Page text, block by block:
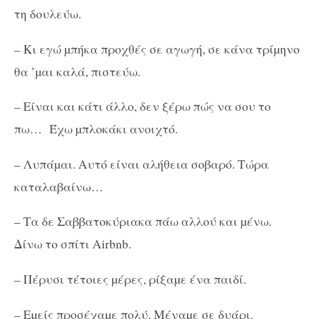
τη δουλεύω.
– Κι εγώ µπήκα προχθές σε αγωγή, σε κάνα τρίµηνο
θα ’µαι καλά, πιστεύω.
– Είναι και κάτι άλλο, δεν ξέρω πώς να σου το
πω… Έχω µπλοκάκι ανοιχτό.
– Λυπάµαι. Αυτό είναι αλήθεια σοβαρό. Τώρα
καταλαβαίνω…
– Τα δε Σαββατοκύριακα πάω αλλού και µένω.
Δίνω το σπίτι Airbnb.
– Πέρυσι τέτοιες µέρες, ρίξαµε ένα παιδί.
– Εµείς προσέχαµε πολύ. Μέναµε σε δυάρι.